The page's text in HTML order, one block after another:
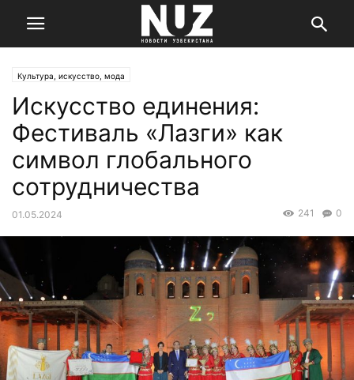
Культура, искусство, мода
Искусство единения:
Фестиваль «Лазги» как
символ глобального
сотрудничества
01.05.2024 0
241